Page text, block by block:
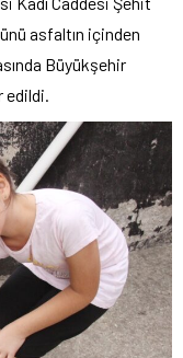
asfaltın içinden
Büyükşehir